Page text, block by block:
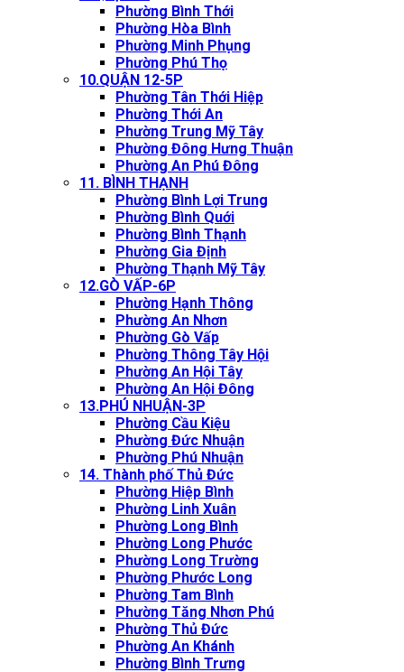
Phường Bình Thới
Phường Hòa Bình
Phường Minh Phụng
Phường Phú Thọ
10.QUẬN 12-5P
Phường Tân Thới Hiệp
Phường Thới An
Phường Trung Mỹ Tây
Phường Đông Hưng Thuận
Phường An Phú Đông
11. BÌNH THẠNH
Phường Bình Lợi Trung
Phường Bình Quới
Phường Bình Thạnh
Phường Gia Định
Phường Thạnh Mỹ Tây
12.GÒ VẤP-6P
Phường Hạnh Thông
Phường An Nhơn
Phường Gò Vấp
Phường Thông Tây Hội
Phường An Hội Tây
Phường An Hội Đông
13.PHÚ NHUẬN-3P
Phường Cầu Kiệu
Phường Đức Nhuận
Phường Phú Nhuận
14. Thành phố Thủ Đức
Phường Hiệp Bình
Phường Linh Xuân
Phường Long Bình
Phường Long Phước
Phường Long Trường
Phường Phước Long
Phường Tam Bình
Phường Tăng Nhơn Phú
Phường Thủ Đức
Phường An Khánh
Phường Bình Trưng